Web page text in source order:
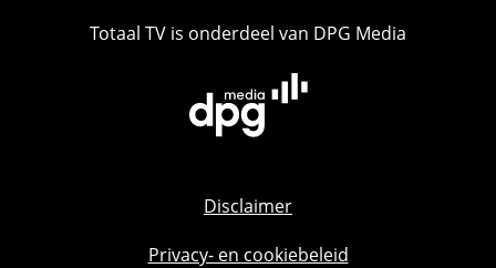
Totaal TV is onderdeel van DPG Media
Disclaimer
Privacy- en cookiebeleid